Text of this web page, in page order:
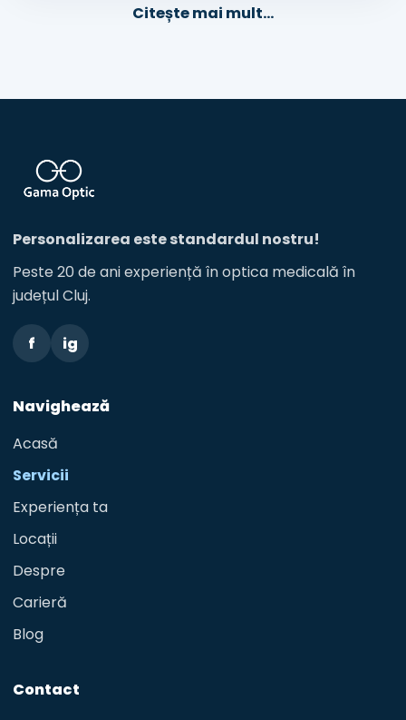
Citește mai mult...
Personalizarea este standardul nostru!
Peste 20 de ani experiență în optica medicală în
județul Cluj.
f ig
Navighează
Acasă
Servicii
Experiența ta
Locații
Despre
Carieră
Blog
Contact